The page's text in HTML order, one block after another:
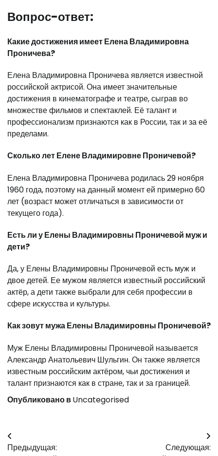
Вопрос-ответ:
Какие достижения имеет Елена Владимировна
Проничева?
Елена Владимировна Проничева является известной
российской актрисой. Она имеет значительные
достижения в кинематографе и театре, сыграв во
множестве фильмов и спектаклей. Её талант и
профессионализм признаются как в России, так и за её
пределами.
Сколько лет Елене Владимировне Проничевой?
Елена Владимировна Проничева родилась 29 ноября
1960 года, поэтому на данный момент ей примерно60
лет (возраст может отличаться в зависимости от
текущего года).
Есть ли у Елены Владимировны Проничевой муж и
дети?
Да, у Елены Владимировны Проничевой есть муж и
двое детей. Ее мужом является известный российский
актёр, а дети также выбрали для себя профессии в
сфере искусства и культуры.
Как зовут мужа Елены Владимировны Проничевой?
Муж Елены Владимировны Проничевой называется
Александр Анатольевич Шульгин. Он также является
известным российским актёром, чьи достижения и
талант признаются как в стране, так и за границей.
Опубликовано вUncategorised
Навигация
Предыдущая:
Следующая: